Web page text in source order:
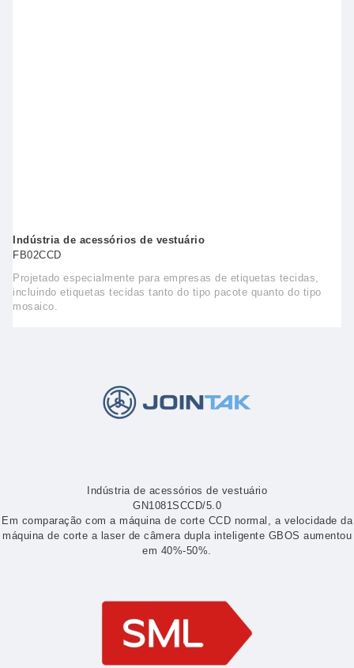
Indústria de acessórios de vestuário
FB02CCD
Projetado especialmente para empresas de etiquetas tecidas,
incluindo etiquetas tecidas tanto do tipo pacote quanto do tipo
mosaico.
Indústria de acessórios de vestuário
GN1081SCCD/5.0
Em comparação com a máquina de corte CCD normal, a velocidade da
máquina de corte a laser de câmera dupla inteligente GBOS aumentou
em 40%-50%.